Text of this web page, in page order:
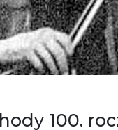
100.